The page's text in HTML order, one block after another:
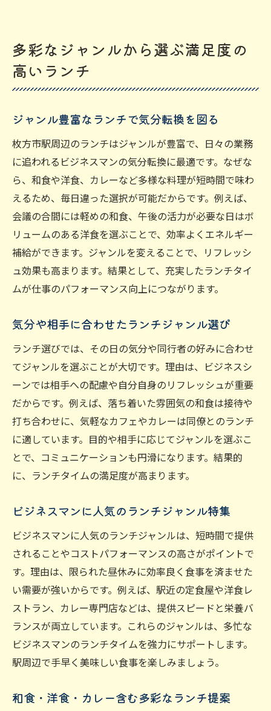
多彩なジャンルから選ぶ満足度の
高いランチ
ジャンル豊富なランチで気分転換を図る
枚方市駅周辺のランチはジャンルが豊富で、日々の業務
に追われるビジネスマンの気分転換に最適です。なぜな
ら、和食や洋食、カレーなど多様な料理が短時間で味わ
えるため、毎日違った選択が可能だからです。例えば、
会議の合間には軽めの和食、午後の活力が必要な日はボ
リュームのある洋食を選ぶことで、効率よくエネルギー
補給ができます。ジャンルを変えることで、リフレッシ
ュ効果も高まります。結果として、充実したランチタイ
ムが仕事のパフォーマンス向上につながります。
気分や相手に合わせたランチジャンル選び
ランチ選びでは、その日の気分や同行者の好みに合わせ
てジャンルを選ぶことが大切です。理由は、ビジネスシ
ーンでは相手への配慮や自分自身のリフレッシュが重要
だからです。例えば、落ち着いた雰囲気の和食は接待や
打ち合わせに、気軽なカフェやカレーは同僚とのランチ
に適しています。目的や相手に応じてジャンルを選ぶこ
とで、コミュニケーションも円滑になります。結果的
に、ランチタイムの満足度が高まります。
ビジネスマンに人気のランチジャンル特集
ビジネスマンに人気のランチジャンルは、短時間で提供
されることやコストパフォーマンスの高さがポイントで
す。理由は、限られた昼休みに効率良く食事を済ませた
い需要が強いからです。例えば、駅近の定食屋や洋食レ
ストラン、カレー専門店などは、提供スピードと栄養バ
ランスが両立しています。これらのジャンルは、多忙な
ビジネスマンのランチタイムを強力にサポートします。
駅周辺で手早く美味しい食事を楽しみましょう。
和食・洋食・カレー含む多彩なランチ提案